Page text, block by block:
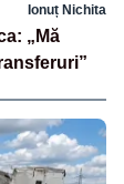
Ionuț Nichita
„Mă